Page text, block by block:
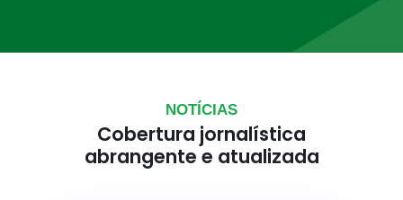
NOTÍCIAS
Cobertura jornalística
abrangente e atualizada